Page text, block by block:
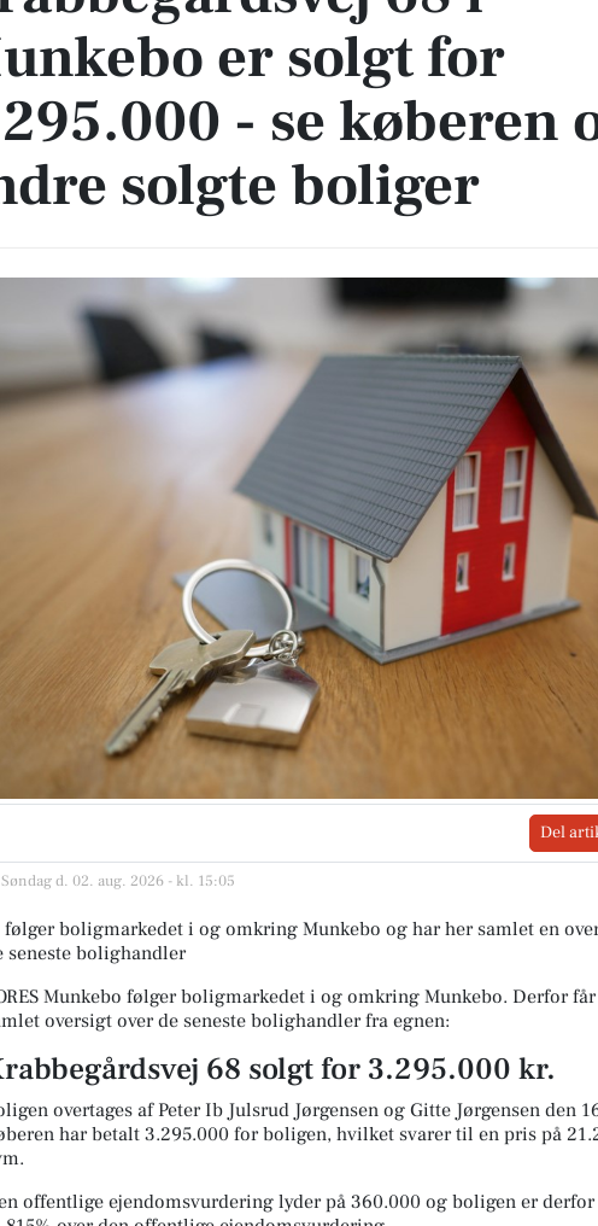
er solgt for
- se køberen
solgte boliger
Del
Søndag d. 02. aug. 2026 - kl. 15:05
følger boligmarkedet i og omkring Munkebo og har her samlet en
seneste bolighandler
Munkebo følger boligmarkedet i og omkring Munkebo. Derfor
oversigt over de seneste bolighandler fra egnen:
68 solgt for 3.295.000 kr.
overtages af Peter Ib Julsrud Jørgensen og Gitte Jørgensen den
har betalt 3.295.000 for boligen, hvilket svarer til en pris på
offentlige ejendomsvurdering lyder på 360.000 og boligen er